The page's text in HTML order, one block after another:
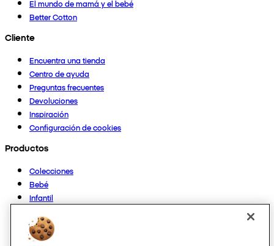
El mundo de mamá y el bebé
Better Cotton
Cliente
Encuentra una tienda
Centro de ayuda
Preguntas frecuentes
Devoluciones
Inspiración
Configuración de cookies
Productos
Colecciones
Bebé
Infantil
Mujer
Hombre